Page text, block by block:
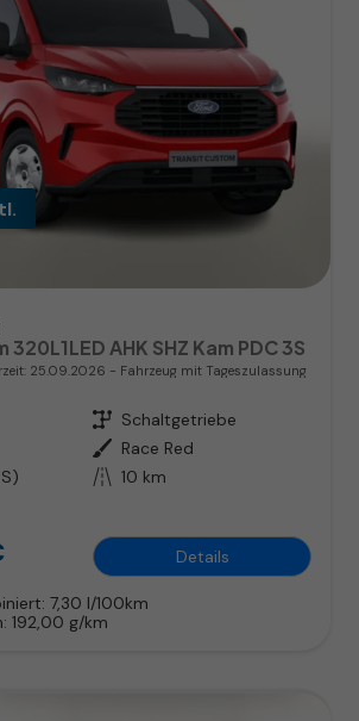
AHK SHZ Kam PDC 3S
25.09.2026 Fahrzeug mit Tageszulassung
Getriebe Schaltgetriebe
Außenfarbe Race Red
Kilometerstand 10 km
Details
7,30 l/100km
192,00 g/km